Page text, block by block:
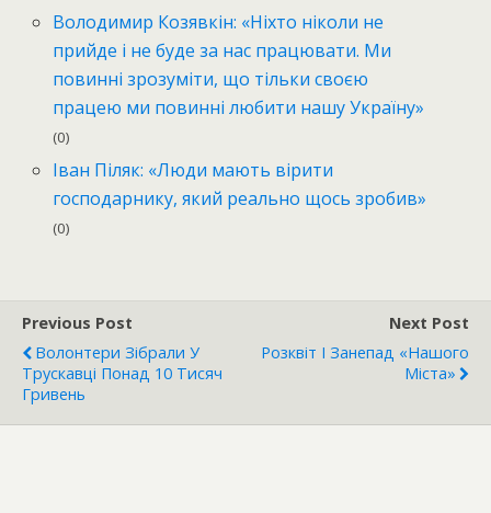
Володимир Козявкін: «Ніхто ніколи не
прийде і не буде за нас працювати. Ми
повинні зрозуміти, що тільки своєю
працею ми повинні любити нашу Україну»
(0)
Іван Піляк: «Люди мають вірити
господарнику, який реально щось зробив»
(0)
Previous Post
Волонтери Зібрали У
Трускавці Понад 10 Тисяч
Гривень
Next Post
Розквіт І Занепад «Нашого
Міста»